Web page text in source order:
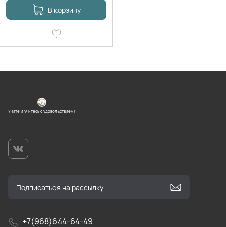
В корзину
Учите и учитесь с удовольствием!
+7(968)644-64-49